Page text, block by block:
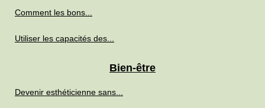
Comment les bons...
Utiliser les capacités des...
Bien-être
Devenir esthéticienne sans...